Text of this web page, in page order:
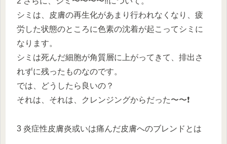
シミは、皮膚の再生化があまり行われなくなり、疲
労した状態のところに色素の沈着が起こってシミに
なります。
シミは死んだ細胞が角質層に上がってきて、排出さ
れずに残ったものなのです。
では、どうしたら良いの？
それは、それは、クレンジングからだった〜〜❗️
3 炎症性皮膚炎或いは痛んだ皮膚へのブレンドとは